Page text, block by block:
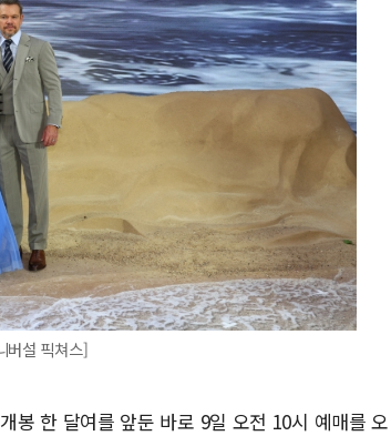
버설 픽쳐스]
봉 한 달여를 앞둔 바로 9일 오전 10시 예매를 오